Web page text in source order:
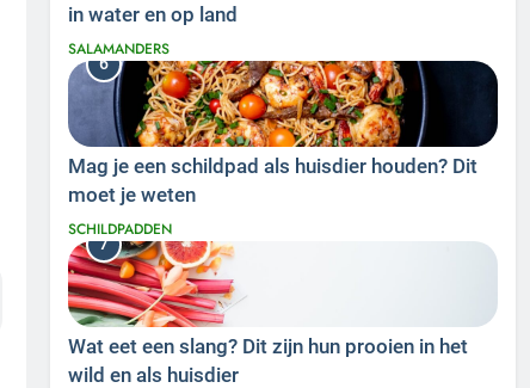
in water en op land
SALAMANDERS
6
Mag je een schildpad als huisdier houden? Dit
moet je weten
SCHILDPADDEN
7
Wat eet een slang? Dit zijn hun prooien in het
wild en als huisdier